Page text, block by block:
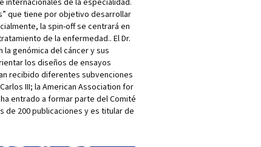
internacionales de la especialidad.
que tiene por objetivo desarrollar
la spin-off se centrará en
de la enfermedad.. El Dr.
genómica del cáncer y sus
los diseños de ensayos
recibido diferentes subvenciones
III; la American Association for
ha entrado a formar parte del Comité
de 200 publicaciones y es titular de